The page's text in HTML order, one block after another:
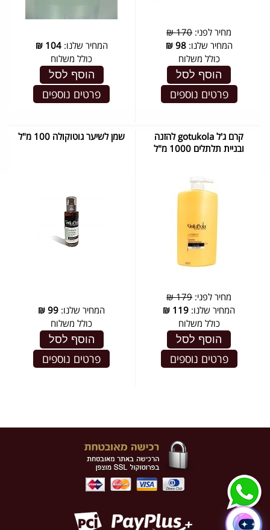
מחיר לפני:170 ₪
המחיר שלנו:98
₪
כולל משלוח
הוסף לסל
פרטים נוספים
המחיר שלנו:104
₪
כולל משלוח
הוסף לסל
פרטים נוספים
קרם ג'ל gotukola להזנה
ובניית תלתלים 1000 מ"ל
מחיר לפני:179 ₪
המחיר שלנו: 119
₪
כולל משלוח
הוסף לסל
פרטים נוספים
שמן לשיער גוטוקולה 100 מ"ל
המחיר שלנו: 99
₪
כולל משלוח
הוסף לסל
פרטים נוספים